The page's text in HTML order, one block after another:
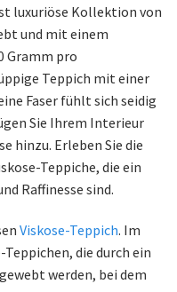
luxuriöse Kollektion von
und mit einem
Gramm pro
Teppich mit einer
Faser fühlt sich seidig
Sie Ihrem Interieur
hinzu. Erleben Sie die
Teppiche, die ein
Raffinesse sind.
Viskose-Teppich. Im
die durch ein
werden, bei dem